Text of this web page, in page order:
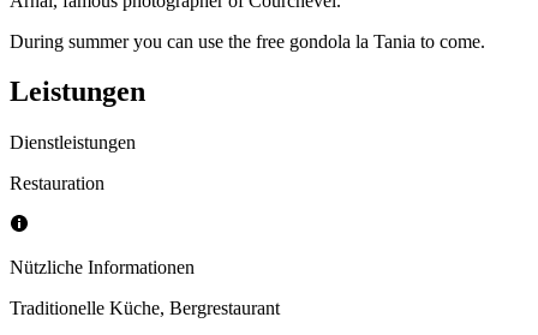
During summer you can use the free gondola la Tania to come.
Leistungen
Dienstleistungen
Restauration
Nützliche Informationen
Traditionelle Küche, Bergrestaurant